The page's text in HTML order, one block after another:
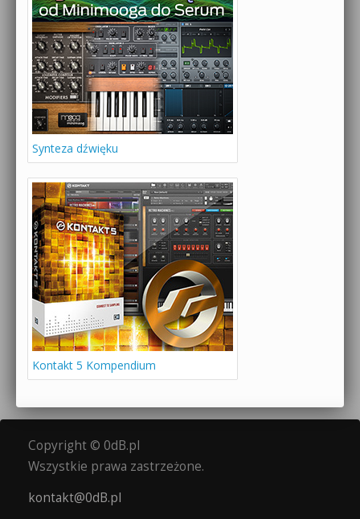
Synteza dźwięku
Kontakt 5 Kompendium
Copyright © 0dB.pl
Wszystkie prawa zastrzeżone.
kontakt@0dB.pl